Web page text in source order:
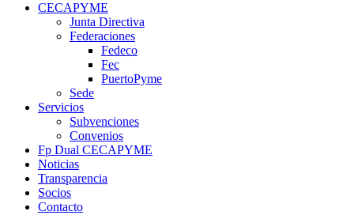
CECAPYME
Junta Directiva
Federaciones
Fedeco
Fec
PuertoPyme
Sede
Servicios
Subvenciones
Convenios
Fp Dual CECAPYME
Noticias
Transparencia
Socios
Contacto